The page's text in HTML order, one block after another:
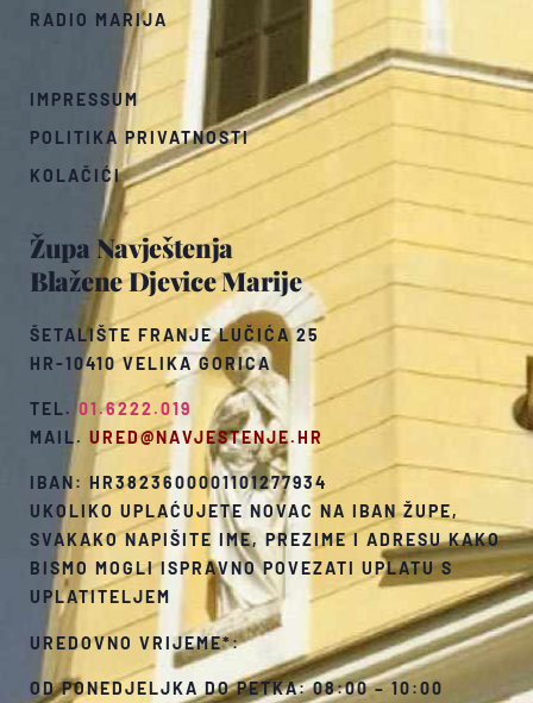
Župa Navještenja
Blažene Djevice Marije
ŠETALIŠTE FRANJE LUČIĆA 25
HR-10410 VELIKA GORICA
TEL.01.6222.019
MAIL. URED@NAVJESTENJE.HR
IBAN: HR3823600001101277934
UKOLIKO UPLAĆUJETE NOVAC NA IBAN ŽUPE,
SVAKAKO NAPIŠITE IME, PREZIME I ADRESU KAKO
BISMO MOGLI ISPRAVNO POVEZATI UPLATU S
UPLATITELJEM
UREDOVNO VRIJEME*:
OD PONEDJELJKA DO PETKA: 08:00 – 10:00
RADIO MARIJA
IMPRESSUM
POLITIKA PRIVATNOSTI
KOLAČIĆI